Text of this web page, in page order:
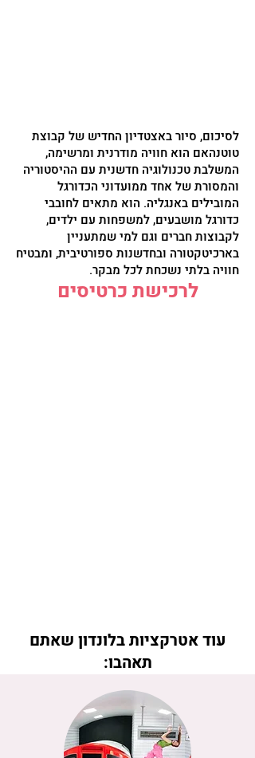
לסיכום, סיור באצטדיון החדיש של קבוצת
טוטנהאם הוא חוויה מודרנית ומרשימה,
המשלבת טכנולוגיה חדשנית עם ההיסטוריה
והמסורת של אחד ממועדוני הכדורגל
המובילים באנגליה. הוא מתאים לחובבי
כדורגל מושבעים, למשפחות עם ילדים,
לקבוצות חברים וגם למי שמתעניין
בארכיטקטורה ובחדשנות ספורטיבית, ומבטיח
חוויה בלתי נשכחת לכל מבקר.
לרכישת כרטיסים
עוד אטרקציות בלונדון שאתם
תאהבו: